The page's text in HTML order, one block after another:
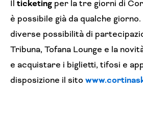
Il ticketing per la tre giorni di
è possibile già da qualche
diverse possibilità di
Tribuna, Tofana Lounge e la
e acquistare i biglietti, tifosi e
disposizione il sito